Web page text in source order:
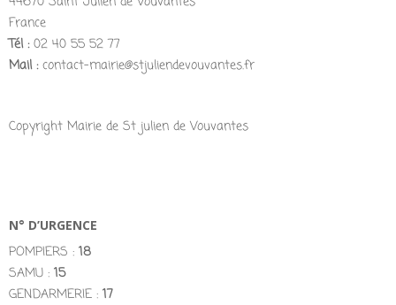
France
Tél :02 40 55 52 77
Mail :contact-mairie@stjuliendevouvantes.fr
Copyright Mairie de St julien de Vouvantes
N° D’URGENCE
POMPIERS : 18
SAMU : 15
GENDARMERIE : 17